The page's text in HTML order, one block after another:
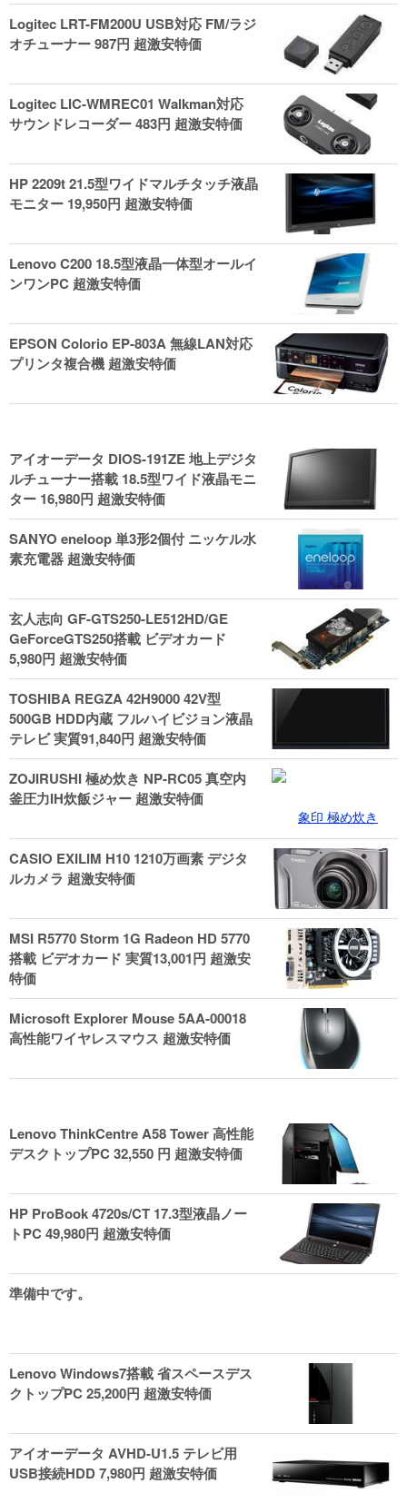
Logitec LRT-FM200U USB対応 FM/ラジ
オチューナー 987円 超激安特価
Logitec LIC-WMREC01 Walkman対応
サウンドレコーダー 483円 超激安特価
HP 2209t 21.5型ワイドマルチタッチ液晶
モニター 19,950円 超激安特価
Lenovo C200 18.5型液晶一体型オールイ
ンワンPC 超激安特価
EPSON Colorio EP-803A 無線LAN対応
プリンタ複合機 超激安特価
アイオーデータ DIOS-191ZE 地上デジタ
ルチューナー搭載 18.5型ワイド液晶モニ
ター 16,980円 超激安特価
SANYO eneloop 単3形2個付 ニッケル水
素充電器 超激安特価
玄人志向 GF-GTS250-LE512HD/GE
GeForceGTS250搭載 ビデオカード
5,980円 超激安特価
TOSHIBA REGZA 42H9000 42V型
500GB HDD内蔵 フルハイビジョン液晶
テレビ 実質91,840円 超激安特価
ZOJIRUSHI 極め炊き NP-RC05 真空内
釜圧力IH炊飯ジャー 超激安特価
CASIO EXILIM H10 1210万画素 デジタ
ルカメラ 超激安特価
MSI R5770 Storm 1G Radeon HD 5770
搭載 ビデオカード 実質13,001円 超激安
特価
Microsoft Explorer Mouse 5AA-00018
高性能ワイヤレスマウス 超激安特価
Lenovo ThinkCentre A58 Tower 高性能
デスクトップPC 32,550 円 超激安特価
HP ProBook 4720s/CT 17.3型液晶ノー
トPC 49,980円 超激安特価
準備中です。
Lenovo Windows7搭載 省スペースデス
クトップPC 25,200円 超激安特価
アイオーデータ AVHD-U1.5 テレビ用
USB接続HDD 7,980円 超激安特価